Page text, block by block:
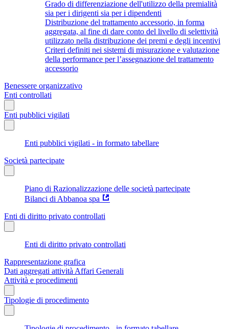
Grado di differenziazione dell'utilizzo della premialità
sia per i dirigenti sia per i dipendenti
Distribuzione del trattamento accessorio, in forma
aggregata, al fine di dare conto del livello di selettività
utilizzato nella distribuzione dei premi e degli incentivi
Criteri definiti nei sistemi di misurazione e valutazione
della performance per l’assegnazione del trattamento
accessorio
Benessere organizzativo
Enti controllati
Enti pubblici vigilati
Enti pubblici vigilati - in formato tabellare
Società partecipate
Piano di Razionalizzazione delle società partecipate
Bilanci di Abbanoa spa
Enti di diritto privato controllati
Enti di diritto privato controllati
Rappresentazione grafica
Dati aggregati attività Affari Generali
Attività e procedimenti
Tipologie di procedimento